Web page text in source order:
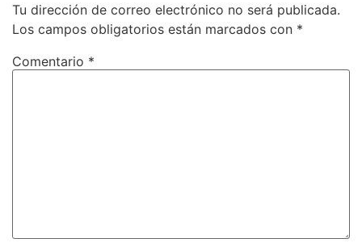
Tu dirección de correo electrónico no será publicada.
Los campos obligatorios están marcados con *
Comentario *